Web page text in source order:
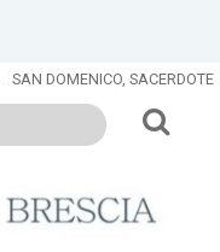
SAN DOMENICO, SACERDOTE